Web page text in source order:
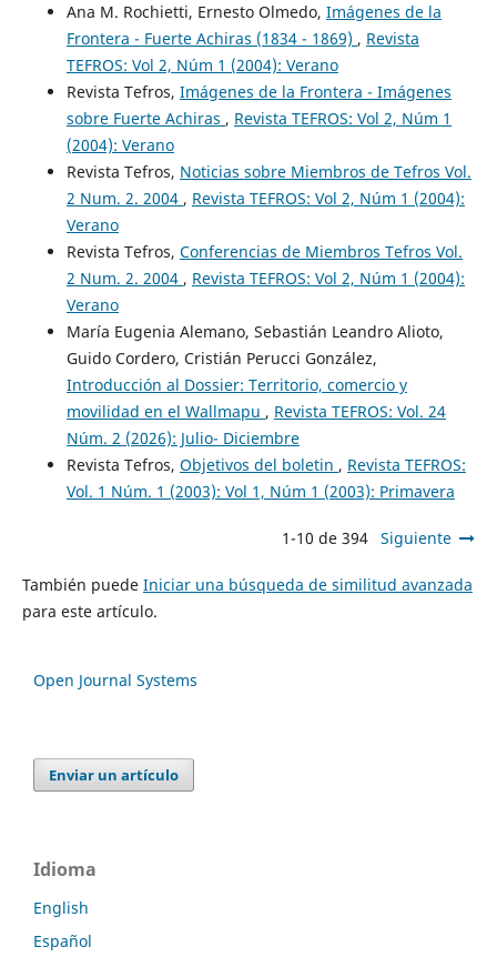
Ana M. Rochietti, Ernesto Olmedo, Imágenes de la
Frontera - Fuerte Achiras (1834 - 1869) , Revista
TEFROS: Vol 2, Núm 1 (2004): Verano
Revista Tefros, Imágenes de la Frontera - Imágenes
sobre Fuerte Achiras , Revista TEFROS: Vol 2, Núm 1
(2004): Verano
Revista Tefros, Noticias sobre Miembros de Tefros Vol.
2 Num. 2. 2004 , Revista TEFROS: Vol 2, Núm 1 (2004):
Verano
Revista Tefros, Conferencias de Miembros Tefros Vol.
2 Num. 2. 2004 , Revista TEFROS: Vol 2, Núm 1 (2004):
Verano
María Eugenia Alemano, Sebastián Leandro Alioto,
Guido Cordero, Cristián Perucci González,
Introducción al Dossier: Territorio, comercio y
movilidad en el Wallmapu , Revista TEFROS: Vol. 24
Núm. 2 (2026): Julio- Diciembre
Revista Tefros, Objetivos del boletin , Revista TEFROS:
Vol. 1 Núm. 1 (2003): Vol 1, Núm 1 (2003): Primavera
1-10 de 394 Siguiente
También puede Iniciar una búsqueda de similitud avanzada
para este artículo.
Open Journal Systems
Enviar un artículo
Idioma
English
Español